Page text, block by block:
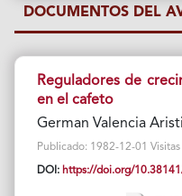
DOCUMENTOS DEL
Reguladores de
en el cafeto
German Valencia
Publicado: 1982-12-01
DOI: https://doi.org/